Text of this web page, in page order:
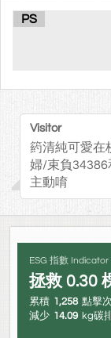
PS
Visitor
箹清純可愛在
婦/束負34386
主動唷
ESG 指數 Indicator
拯救 0.30
累積 1,258 點擊
減少 14.09 kg碳